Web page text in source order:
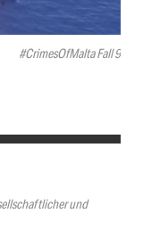
#CrimesOfMalta Fall 9
und